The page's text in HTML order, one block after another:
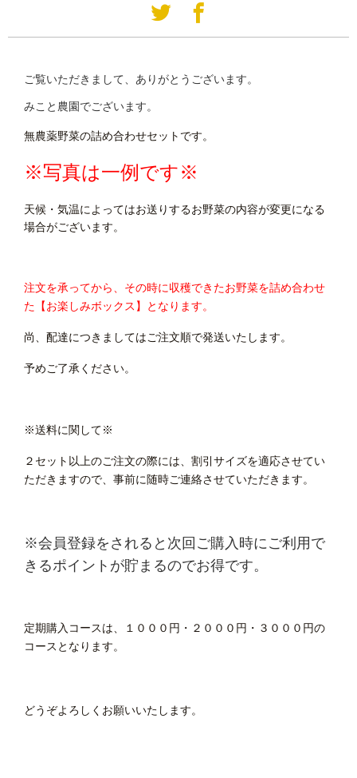
ご覧いただきまして、ありがとうございます。
みこと農園でございます。
無農薬野菜の詰め合わせセットです。
※写真は一例です※
天候・気温によってはお送りするお野菜の内容が変更になる
場合がございます。
注文を承ってから、その時に収穫できたお野菜を詰め合わせ
た【お楽しみボックス】となります。
尚、配達につきましてはご注文順で発送いたします。
予めご了承ください。
※送料に関して※
２セット以上のご注文の際には、割引サイズを適応させてい
ただきますので、事前に随時ご連絡させていただきます。
※会員登録をされると次回ご購入時にご利用で
きるポイントが貯まるのでお得です。
定期購入コースは、１０００円・２０００円・３０００円の
コースとなります。
どうぞよろしくお願いいたします。